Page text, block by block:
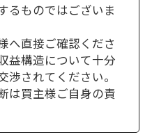
るものではございま
へ直接ご確認くださ
益構造について十分
渉されてください。
は買主様ご自身の責